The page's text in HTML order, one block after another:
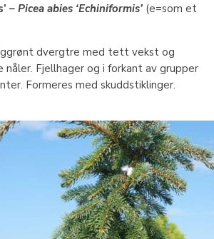
– Picea abies ‘Echiniformis’ (e=som et
dvergtre med tett vekst og
nåler. Fjellhager og i forkant av grupper
Formeres med skuddstiklinger.